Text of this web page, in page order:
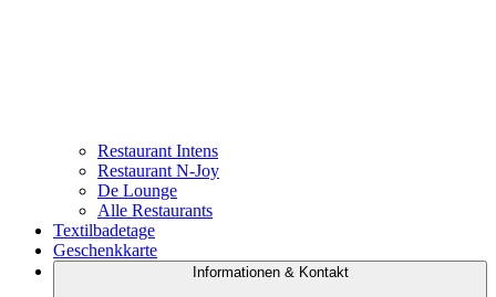
Restaurant Intens
Restaurant N-Joy
De Lounge
Alle Restaurants
Textilbadetage
Geschenkkarte
Informationen & Kontakt